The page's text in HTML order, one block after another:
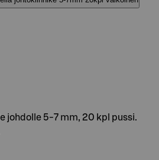
johdolle 5-7 mm, 20 kpl pussi.